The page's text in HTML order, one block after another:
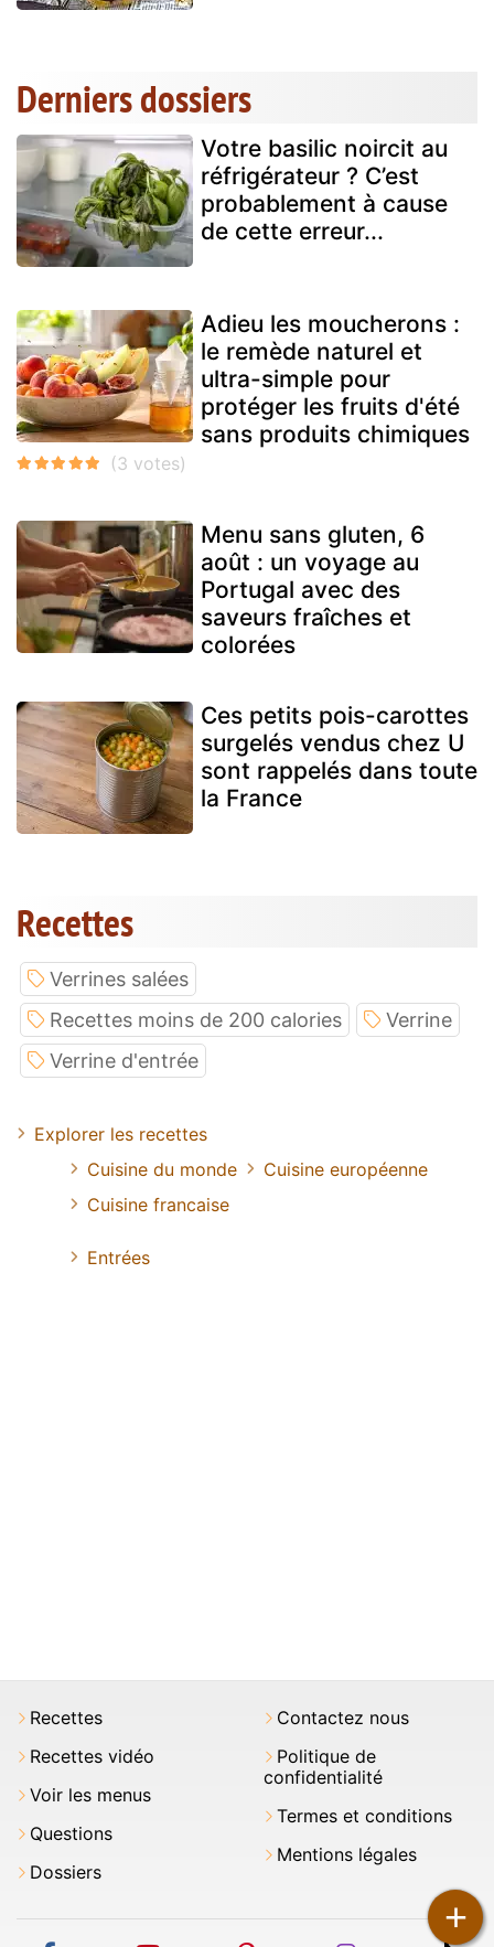
+
Derniers dossiers
Votre basilic noircit au
réfrigérateur ? C’est
probablement à cause
de cette erreur...
Adieu les moucherons :
le remède naturel et
ultra-simple pour
protéger les fruits d'été
sans produits chimiques
Menu sans gluten, 6
août : un voyage au
Portugal avec des
saveurs fraîches et
colorées
Ces petits pois-carottes
surgelés vendus chez U
sont rappelés dans toute
la France
Recettes
Verrines salées
Recettes moins de 200 calories
Verrine
Verrine d'entrée
Explorer les recettes
Cuisine du monde
Cuisine européenne
Cuisine francaise
Entrées
Recettes
Recettes vidéo
Voir les menus
Questions
Dossiers
Contactez nous
Politique de
confidentialité
Termes et conditions
Mentions légales